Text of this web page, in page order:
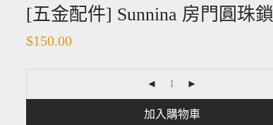
[五金配件] Sunnina 房門圓珠鎖
$150.00
加入購物車